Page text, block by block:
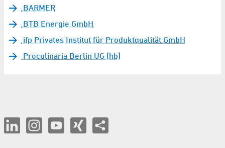
BARMER
BTB Energie GmbH
ifp Privates Institut für Produktqualität GmbH
Proculinaria Berlin UG (hb)